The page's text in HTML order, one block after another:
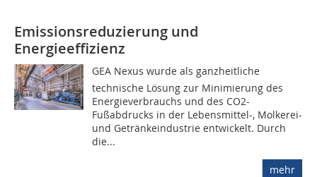
Emissionsreduzierung und
Energieeffizienz
GEA Nexus wurde als ganzheitliche
technische Lösung zur Minimierung des
Energieverbrauchs und des CO2-
Fußabdrucks in der Lebensmittel-, Molkerei-
und Getränkeindustrie entwickelt. Durch
die...
mehr